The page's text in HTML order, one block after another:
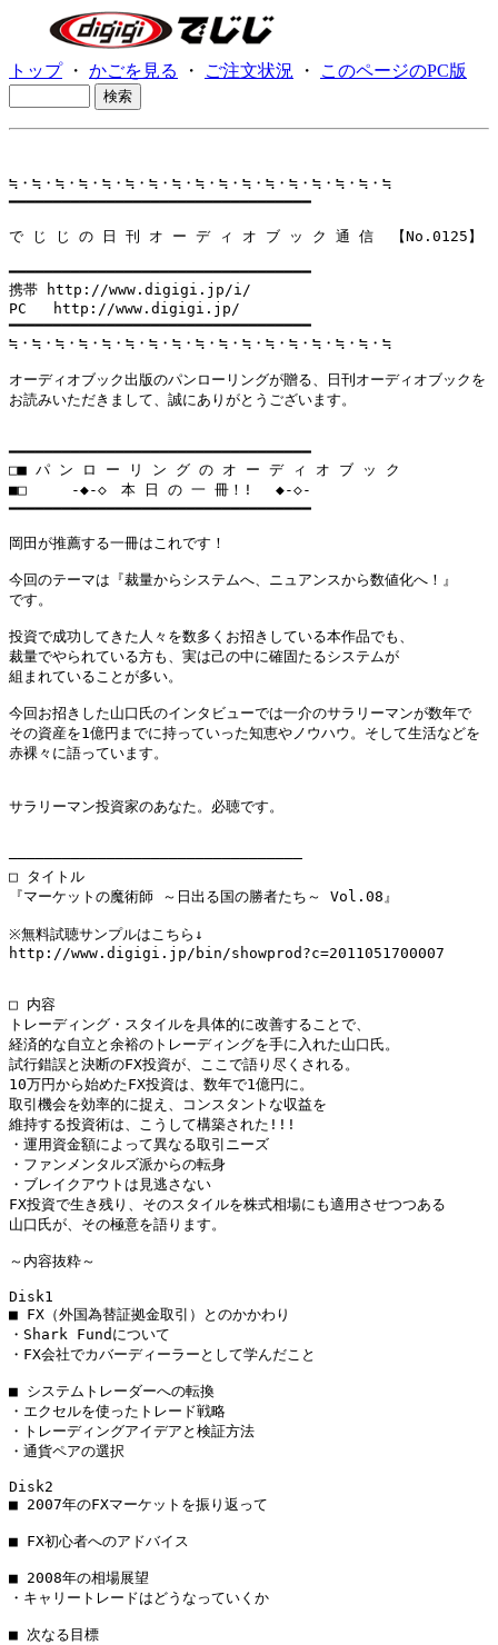
トップ・ かごを見る ・ ご注文状況 ・ このページのPC版
≒・≒・≒・≒・≒・≒・≒・≒・≒・≒・≒・≒・≒・≒・≒・≒・≒
━━━━━━━━━━━━━━━━━━━━━━━━━━━━━━━━━━
で じ じ の 日 刊 オ ー デ ィ オ ブ ッ ク 通 信  【No.0125】
━━━━━━━━━━━━━━━━━━━━━━━━━━━━━━━━━━
携帯 http://www.digigi.jp/i/
PC   http://www.digigi.jp/
━━━━━━━━━━━━━━━━━━━━━━━━━━━━━━━━━━
≒・≒・≒・≒・≒・≒・≒・≒・≒・≒・≒・≒・≒・≒・≒・≒・≒
オーディオブック出版のパンローリングが贈る、日刊オーディオブックを
お読みいただきまして、誠にありがとうございます。
━━━━━━━━━━━━━━━━━━━━━━━━━━━━━━━━━━
□■ パ ン ロ ー リ ン グ の オ ー デ ィ オ ブ ッ ク
■□     -◆-◇　本 日 の 一 冊！! 　◆-◇-
━━━━━━━━━━━━━━━━━━━━━━━━━━━━━━━━━━
岡田が推薦する一冊はこれです！
今回のテーマは『裁量からシステムへ、ニュアンスから数値化へ！』
です。
投資で成功してきた人々を数多くお招きしている本作品でも、
裁量でやられている方も、実は己の中に確固たるシステムが
組まれていることが多い。
今回お招きした山口氏のインタビューでは一介のサラリーマンが数年で
その資産を1億円までに持っていった知恵やノウハウ。そして生活などを
赤裸々に語っています。
サラリーマン投資家のあなた。必聴です。
─────────────────────────────────
□ タイトル
『マーケットの魔術師 ～日出る国の勝者たち～ Vol.08』
※無料試聴サンプルはこちら↓
http://www.digigi.jp/bin/showprod?c=2011051700007
□ 内容
トレーディング・スタイルを具体的に改善することで、
経済的な自立と余裕のトレーディングを手に入れた山口氏。
試行錯誤と決断のFX投資が、ここで語り尽くされる。
10万円から始めたFX投資は、数年で1億円に。
取引機会を効率的に捉え、コンスタントな収益を
維持する投資術は、こうして構築された!!!
・運用資金額によって異なる取引ニーズ
・ファンメンタルズ派からの転身
・ブレイクアウトは見逃さない
FX投資で生き残り、そのスタイルを株式相場にも適用させつつある
山口氏が、その極意を語ります。
～内容抜粋～
Disk1
■ FX（外国為替証拠金取引）とのかかわり
・Shark Fundについて
・FX会社でカバーディーラーとして学んだこと
■ システムトレーダーへの転換
・エクセルを使ったトレード戦略
・トレーディングアイデアと検証方法
・通貨ペアの選択
Disk2
■ 2007年のFXマーケットを振り返って
■ FX初心者へのアドバイス
■ 2008年の相場展望
・キャリートレードはどうなっていくか
■ 次なる目標